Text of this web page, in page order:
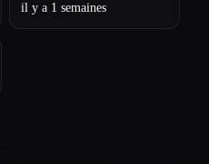
il y a 1 semaines